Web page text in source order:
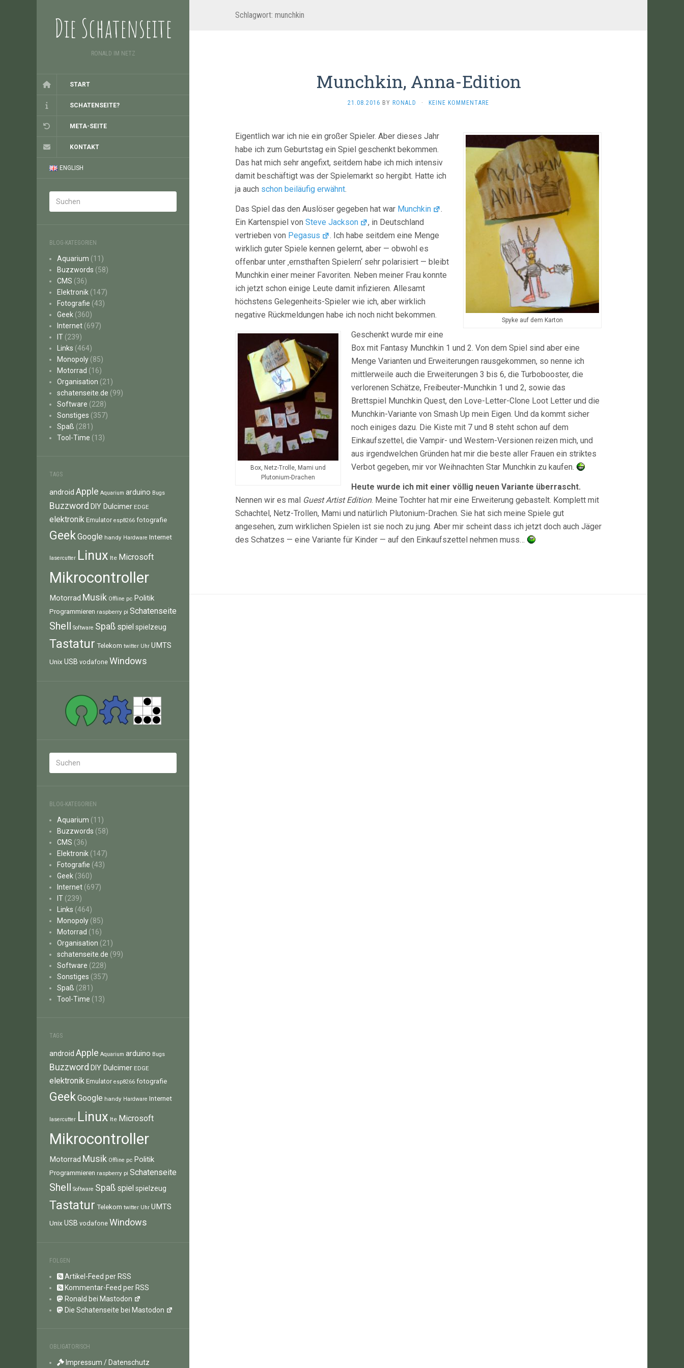
Die Schatenseite
RONALD IM NETZ
START
SCHATENSEITE?
META-SEITE
KONTAKT
ENGLISH
BLOG-KATEGORIEN
Aquarium (11)
Buzzwords (58)
CMS (36)
Elektronik (147)
Fotografie (43)
Geek (360)
Internet (697)
IT (239)
Links (464)
Monopoly (85)
Motorrad (16)
Organisation (21)
schatenseite.de (99)
Software (228)
Sonstiges (357)
Spaß (281)
Tool-Time (13)
TAGS
android Apple Aquarium arduino Bugs
Buzzword DIY Dulcimer EDGE
elektronik Emulator esp8266 fotografie
GeekGoogle handy Hardware Internet
lasercutter Linux lte Microsoft
Mikrocontroller
Motorrad Musik Offline pc Politik
Programmieren raspberry pi Schatenseite
Shell Software Spaß spiel spielzeug
Tastatur Telekom twitter Uhr UMTS
Unix USB vodafone Windows
BLOG-KATEGORIEN
Aquarium (11)
Buzzwords (58)
CMS (36)
Elektronik (147)
Fotografie (43)
Geek (360)
Internet (697)
IT (239)
Links (464)
Monopoly (85)
Motorrad (16)
Organisation (21)
schatenseite.de (99)
Software (228)
Sonstiges (357)
Spaß (281)
Tool-Time (13)
TAGS
android Apple Aquarium arduino Bugs
Buzzword DIY Dulcimer EDGE
elektronik Emulator esp8266 fotografie
GeekGoogle handy Hardware Internet
lasercutter Linux lte Microsoft
Mikrocontroller
Motorrad Musik Offline pc Politik
Programmieren raspberry pi Schatenseite
Shell Software Spaß spiel spielzeug
Tastatur Telekom twitter Uhr UMTS
Unix USB vodafone Windows
FOLGEN
Artikel-Feed per RSS
Kommentar-Feed per RSS
Ronald bei Mastodon
Die Schatenseite bei Mastodon
OBLIGATORISCH
Impressum / Datenschutz
Schlagwort: munchkin
Munchkin, Anna-Edition
21.08.2016 BY RONALD · KEINE KOMMENTARE
Spyke auf dem Karton
Eigentlich war ich nie ein großer Spieler. Aber dieses Jahr
habe ich zum Geburtstag ein Spiel geschenkt bekommen.
Das hat mich sehr angefixt, seitdem habe ich mich intensiv
damit beschäftigt was der Spielemarkt so hergibt. Hatte ich
ja auch schon beiläufig erwähnt.
Das Spiel das den Auslöser gegeben hat war Munchkin
.
Ein Kartenspiel von Steve Jackson
, in Deutschland
vertrieben von Pegasus
. Ich habe seitdem eine Menge
wirklich guter Spiele kennen gelernt, aber — obwohl es
offenbar unter ‚ernsthaften Spielern‘ sehr polarisiert — bleibt
Munchkin einer meiner Favoriten. Neben meiner Frau konnte
ich jetzt schon einige Leute damit infizieren. Allesamt
höchstens Gelegenheits-Spieler wie ich, aber wirklich
negative Rückmeldungen habe ich noch nicht bekommen.
Box, Netz-Trolle, Mami und
Plutonium-Drachen
Geschenkt wurde mir eine
Box mit Fantasy Munchkin 1 und 2. Von dem Spiel sind aber eine
Menge Varianten und Erweiterungen rausgekommen, so nenne ich
mittlerweile auch die Erweiterungen 3 bis 6, die Turbobooster, die
verlorenen Schätze, Freibeuter-Munchkin 1 und 2, sowie das
Brettspiel Munchkin Quest, den Love-Letter-Clone Loot Letter und die
Munchkin-Variante von Smash Up mein Eigen. Und da kommt sicher
noch einiges dazu. Die Kiste mit 7 und 8 steht schon auf dem
Einkaufszettel, die Vampir- und Western-Versionen reizen mich, und
aus irgendwelchen Gründen hat mir die beste aller Frauen ein striktes
Verbot gegeben, mir vor Weihnachten Star Munchkin zu kaufen.
Heute wurde ich mit einer völlig neuen Variante überrascht.
Nennen wir es mal Guest Artist Edition. Meine Tochter hat mir eine Erweiterung gebastelt. Komplett mit
Schachtel, Netz-Trollen, Mami und natürlich Plutonium-Drachen. Sie hat sich meine Spiele gut
angesehen, zum wirklichen Spielen ist sie noch zu jung. Aber mir scheint dass ich jetzt doch auch Jäger
des Schatzes — eine Variante für Kinder — auf den Einkaufszettel nehmen muss…